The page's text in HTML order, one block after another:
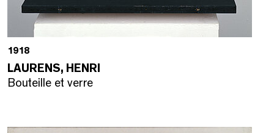
1918
LAURENS, HENRI
Bouteille et verre